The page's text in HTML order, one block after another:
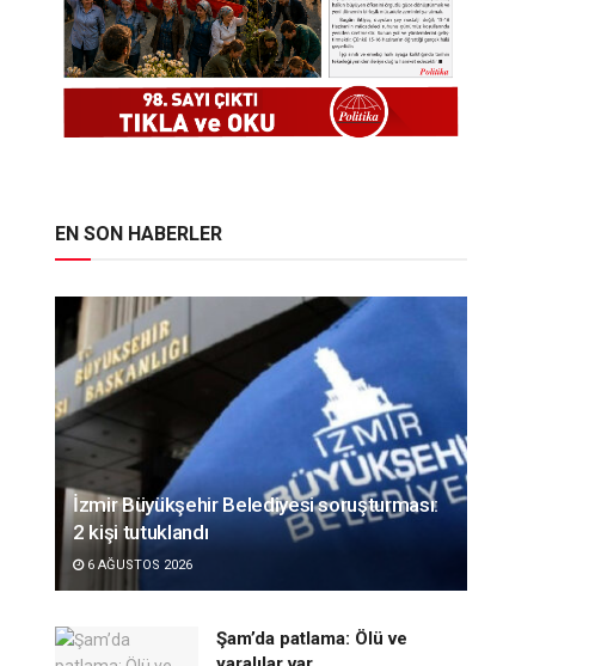
EN SON HABERLER
İzmir Büyükşehir Belediyesi soruşturması:
2 kişi tutuklandı
6 AĞUSTOS 2026
Şam’da patlama: Ölü ve